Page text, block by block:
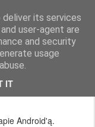
its services
user-agent are
and security
usage
IT
Android'ą.